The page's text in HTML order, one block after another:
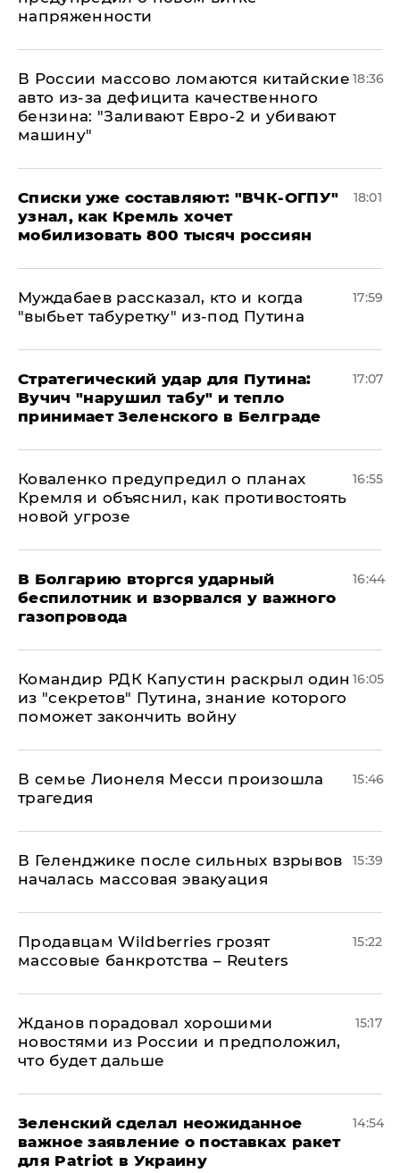
напряженности
В России массово ломаются китайские
авто из-за дефицита качественного
бензина: "Заливают Евро-2 и убивают
машину"
18:36
Списки уже составляют: "ВЧК-ОГПУ"
узнал, как Кремль хочет
мобилизовать 800 тысяч россиян
18:01
Муждабаев рассказал, кто и когда
"выбьет табуретку" из-под Путина
17:59
Стратегический удар для Путина:
Вучич "нарушил табу" и тепло
принимает Зеленского в Белграде
17:07
Коваленко предупредил о планах
Кремля и объяснил, как противостоять
новой угрозе
16:55
В Болгарию вторгся ударный
беспилотник и взорвался у важного
газопровода
16:44
Командир РДК Капустин раскрыл один
из "секретов" Путина, знание которого
поможет закончить войну
16:05
В семье Лионеля Месси произошла
трагедия
15:46
В Геленджике после сильных взрывов
началась массовая эвакуация
15:39
Продавцам Wildberries грозят
массовые банкротства – Reuters
15:22
Жданов порадовал хорошими
новостями из России и предположил,
что будет дальше
15:17
Зеленский сделал неожиданное
важное заявление о поставках ракет
для Patriot в Украину
14:54